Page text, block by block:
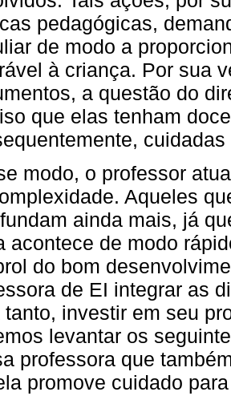
pedagógicas,
de modo a
à criança. Por sua
a questão do
que elas tenham
modo, o professor
Aqueles
ainda mais, já
acontece de modo
do bom
de EI integrar as
tanto, investir em seu
levantar os
professora que
promove cuidado